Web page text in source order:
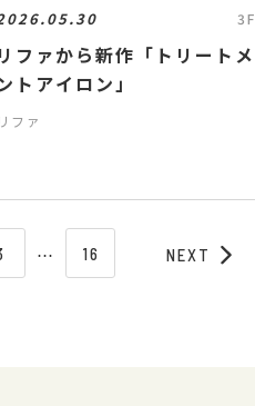
3F
リファから新作「トリートメ
トアイロン」
リファ
⋯ 16 NEXT